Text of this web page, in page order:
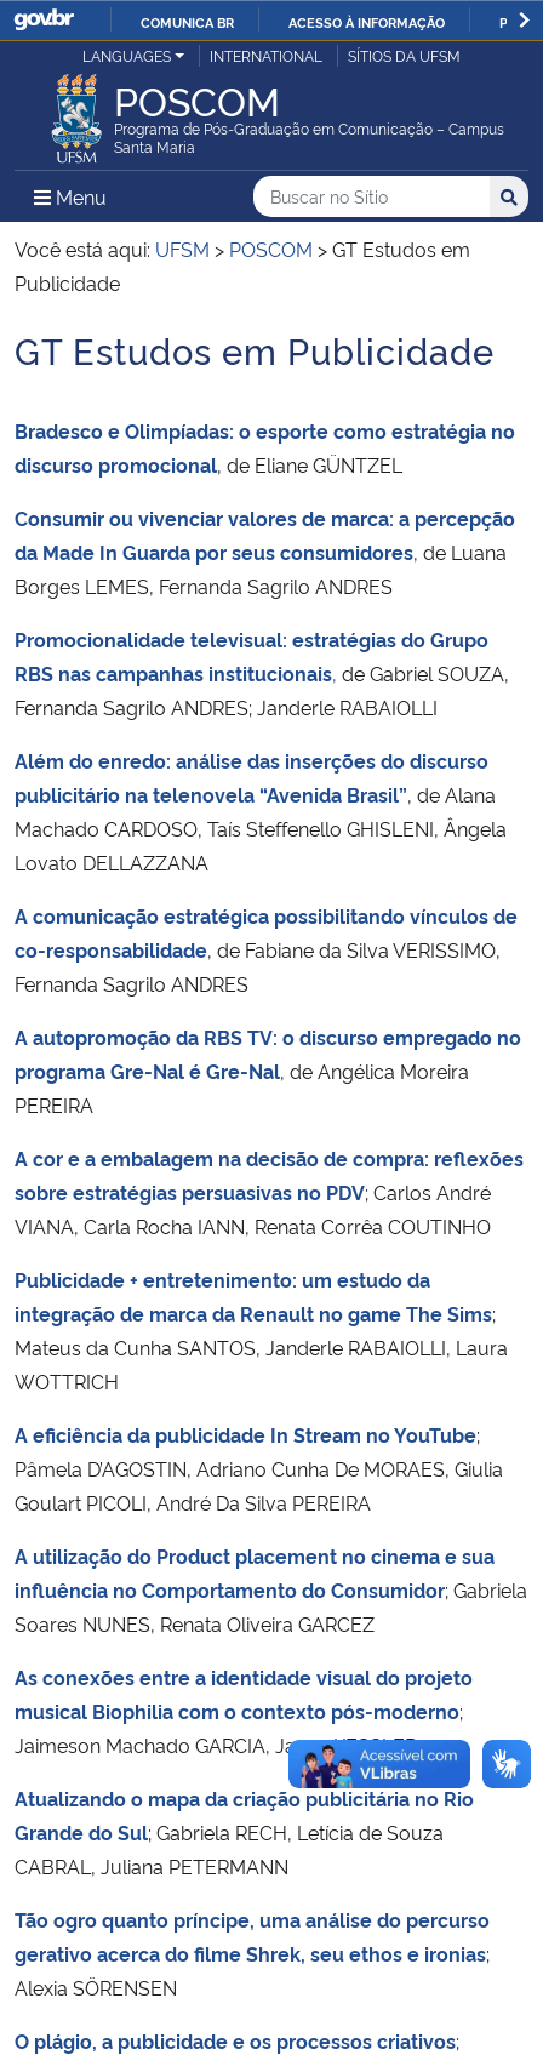
IR
PARA
O
COMUNICA BR ACESSO À INFORMAÇÃO
Ministério da Justiça e Segurança Pública
Ministério da Defesa
Ministério das Relações Exteriores
Ministério da Infraestrutura
Ministério da Agricultura, Pecuária e Abastecimento
Ministério da Cidadania
Ministério de Minas e Energia
Ministério da Ciência, Tecnologia, Inovações e Comunicações
Ministério do Meio Ambiente
Ministério do Desenvolvimento Regional
Ministério da Mulher, da Família e dos Direitos Humanos
Secretaria de Governo
Gabinete de Segurança Institucional
Planalto
LANGUAGES INTERNATIONAL SÍTIOS DA UFSM
POSCOM
Programa de Pós-Graduação em Comunicação – Campus
Santa Maria
Menu Menu Principal do Sítio
Busca
Buscar no no Sítio
Busca:
Você está aqui: UFSM > POSCOM >GT Estudos em
Publicidade
Início do conteúdo
GT Estudos em Publicidade
Bradesco e Olimpíadas: o esporte como estratégia no
discurso promocional, de Eliane GÜNTZEL
Consumir ou vivenciar valores de marca: a percepção
da Made In Guarda por seus consumidores, de Luana
Borges LEMES, Fernanda Sagrilo ANDRES
Promocionalidade televisual: estratégias do Grupo
RBS nas campanhas institucionais, de Gabriel SOUZA,
Fernanda Sagrilo ANDRES; Janderle RABAIOLLI
Além do enredo: análise das inserções do discurso
publicitário na telenovela “Avenida Brasil”, de Alana
Machado CARDOSO, Taís Steffenello GHISLENI, Ângela
Lovato DELLAZZANA
A comunicação estratégica possibilitando vínculos de
co-responsabilidade, de Fabiane da Silva VERISSIMO,
Fernanda Sagrilo ANDRES
A autopromoção da RBS TV: o discurso empregado no
programa Gre-Nal é Gre-Nal, de Angélica Moreira
PEREIRA
A cor e a embalagem na decisão de compra: reflexões
sobre estratégias persuasivas no PDV; Carlos André
VIANA, Carla Rocha IANN, Renata Corrêa COUTINHO
Publicidade + entretenimento: um estudo da
integração de marca da Renault no game The Sims;
Mateus da Cunha SANTOS, Janderle RABAIOLLI, Laura
WOTTRICH
A eficiência da publicidade In Stream no YouTube;
Pâmela D’AGOSTIN, Adriano Cunha De MORAES, Giulia
Goulart PICOLI, André Da Silva PEREIRA
A utilização do Product placement no cinema e sua
influência no Comportamento do Consumidor; Gabriela
Soares NUNES, Renata Oliveira GARCEZ
As conexões entre a identidade visual do projeto
musical Biophilia com o contexto pós-moderno;
Jaimeson Machado GARCIA, Janea KESSLER
Atualizando o mapa da criação publicitária no Rio
Grande do Sul; Gabriela RECH, Letícia de Souza
CABRAL, Juliana PETERMANN
Tão ogro quanto príncipe, uma análise do percurso
gerativo acerca do filme Shrek, seu ethos e ironias;
Alexia SÖRENSEN
O plágio, a publicidade e os processos criativos;